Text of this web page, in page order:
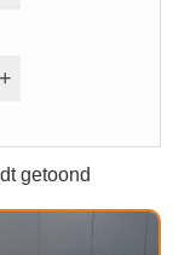
+
getoond